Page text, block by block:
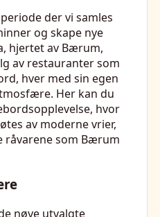
der vi samles
og skape nye
hjertet av Bærum,
av restauranter som
hver med sin egen
Her kan du
hvor
av moderne vrier,
råvarene som Bærum
nøye utvalgte